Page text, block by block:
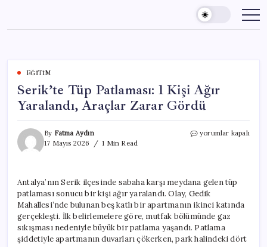
content
EĞITIM
Serik’te Tüp Patlaması: 1 Kişi Ağır
Yaralandı, Araçlar Zarar Gördü
By Fatma Aydın
17 Mayıs 2026
1 Min Read
Serik’te
Ağır
Yaralandı,
Araçlar
Zarar
Gördü
için
yorumlar kapalı
Antalya’nın Serik ilçesinde sabaha karşı meydana gelen tüp
patlaması sonucu bir kişi ağır yaralandı. Olay, Gedik
Mahallesi’nde bulunan beş katlı bir apartmanın ikinci katında
gerçekleşti. İlk belirlemelere göre, mutfak bölümünde gaz
sıkışması nedeniyle büyük bir patlama yaşandı. Patlama
şiddetiyle apartmanın duvarları çökerken, park halindeki dört